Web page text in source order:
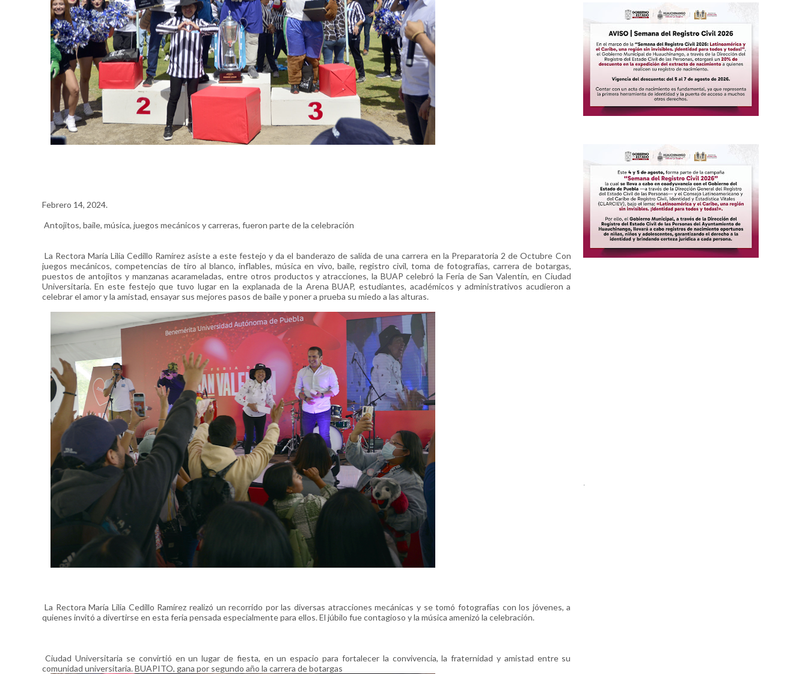
Febrero 14, 2024.
Antojitos, baile, música, juegos mecánicos y carreras, fueron parte de la celebración
La Rectora María Lilia Cedillo Ramírez asiste a este festejo y da el banderazo de salida de una carrera en la Preparatoria 2 de Octubre Con
juegos mecánicos, competencias de tiro al blanco, inflables, música en vivo, baile, registro civil, toma de fotografías, carrera de botargas,
puestos de antojitos y manzanas acarameladas, entre otros productos y atracciones, la BUAP celebró la Feria de San Valentín, en Ciudad
Universitaria. En este festejo que tuvo lugar en la explanada de la Arena BUAP, estudiantes, académicos y administrativos acudieron a
celebrar el amor y la amistad, ensayar sus mejores pasos de baile y poner a prueba su miedo a las alturas.
La Rectora María Lilia Cedillo Ramírez realizó un recorrido por las diversas atracciones mecánicas y se tomó fotografías con los jóvenes, a
quienes invitó a divertirse en esta feria pensada especialmente para ellos. El júbilo fue contagioso y la música amenizó la celebración.
Ciudad Universitaria se convirtió en un lugar de fiesta, en un espacio para fortalecer la convivencia, la fraternidad y amistad entre su
comunidad universitaria. BUAPITO, gana por segundo año la carrera de botargas
.